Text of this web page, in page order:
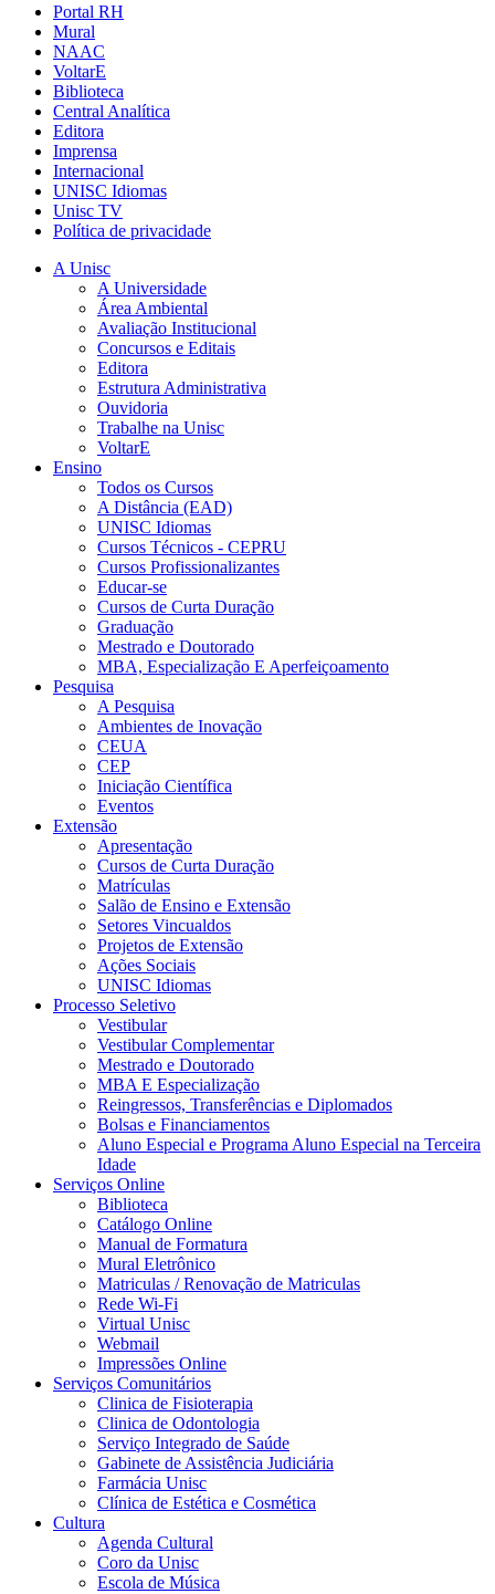
Portal RH
Mural
NAAC
VoltarE
Biblioteca
Central Analítica
Editora
Imprensa
Internacional
UNISC Idiomas
Unisc TV
Política de privacidade
A Unisc
A Universidade
Área Ambiental
Avaliação Institucional
Concursos e Editais
Editora
Estrutura Administrativa
Ouvidoria
Trabalhe na Unisc
VoltarE
Ensino
Todos os Cursos
A Distância (EAD)
UNISC Idiomas
Cursos Técnicos - CEPRU
Cursos Profissionalizantes
Educar-se
Cursos de Curta Duração
Graduação
Mestrado e Doutorado
MBA, Especialização E Aperfeiçoamento
Pesquisa
A Pesquisa
Ambientes de Inovação
CEUA
CEP
Iniciação Científica
Eventos
Extensão
Apresentação
Cursos de Curta Duração
Matrículas
Salão de Ensino e Extensão
Setores Vincualdos
Projetos de Extensão
Ações Sociais
UNISC Idiomas
Processo Seletivo
Vestibular
Vestibular Complementar
Mestrado e Doutorado
MBA E Especialização
Reingressos, Transferências e Diplomados
Bolsas e Financiamentos
Aluno Especial e Programa Aluno Especial na Terceira
Idade
Serviços Online
Biblioteca
Catálogo Online
Manual de Formatura
Mural Eletrônico
Matriculas / Renovação de Matriculas
Rede Wi-Fi
Virtual Unisc
Webmail
Impressões Online
Serviços Comunitários
Clinica de Fisioterapia
Clinica de Odontologia
Serviço Integrado de Saúde
Gabinete de Assistência Judiciária
Farmácia Unisc
Clínica de Estética e Cosmética
Cultura
Agenda Cultural
Coro da Unisc
Escola de Música